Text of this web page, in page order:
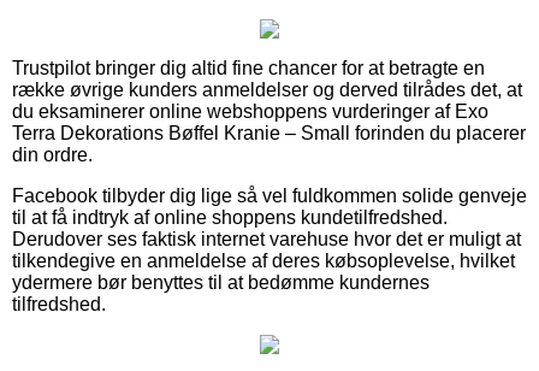
Trustpilot bringer dig altid fine chancer for at betragte en
række øvrige kunders anmeldelser og derved tilrådes det, at
du eksaminerer online webshoppens vurderinger af Exo
Terra Dekorations Bøffel Kranie – Small forinden du placerer
din ordre.
Facebook tilbyder dig lige så vel fuldkommen solide genveje
til at få indtryk af online shoppens kundetilfredshed.
Derudover ses faktisk internet varehuse hvor det er muligt at
tilkendegive en anmeldelse af deres købsoplevelse, hvilket
ydermere bør benyttes til at bedømme kundernes
tilfredshed.